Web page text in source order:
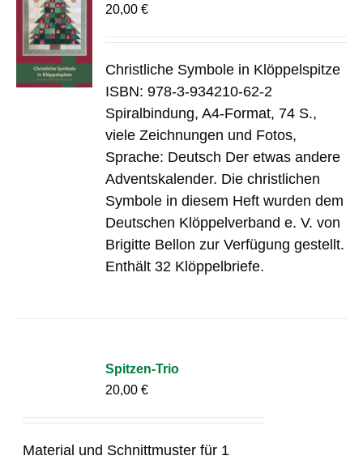
20,00€
Christliche Symbole in Klöppelspitze
ISBN: 978-3-934210-62-2
Spiralbindung, A4-Format, 74 S.,
viele Zeichnungen und Fotos,
Sprache: Deutsch Der etwas andere
Adventskalender. Die christlichen
Symbole in diesem Heft wurden dem
Deutschen Klöppelverband e. V. von
Brigitte Bellon zur Verfügung gestellt.
Enthält 32 Klöppelbriefe.
Spitzen-Trio
20,00€
Material und Schnittmuster für 1